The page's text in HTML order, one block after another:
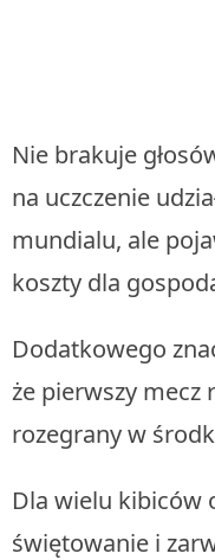
Nie brakuje
na uczczenie
mundialu, ale
koszty dla
Dodatkowego
że pierwszy mecz
rozegrany w
Dla wielu kibiców
świętowanie i